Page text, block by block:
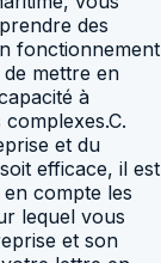
des
fonctionnement
mettre en
à
et du
efficace, il est
compte les
lequel vous
et son